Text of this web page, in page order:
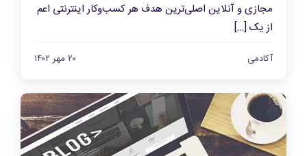
مجازی و آنلاین اصلی‌ترین هدف هر کسب‌و‌کار اینترنتی اعم
از یک […]
آکادمی ۲۰ مهر ۱۴۰۲